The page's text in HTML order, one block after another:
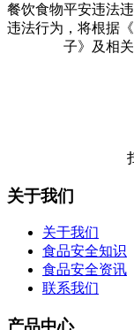
餐饮食物平安违法
违法行为，将根据
子》及相
关于我们
关于我们
食品安全知识
食品安全资讯
联系我们
产品中心